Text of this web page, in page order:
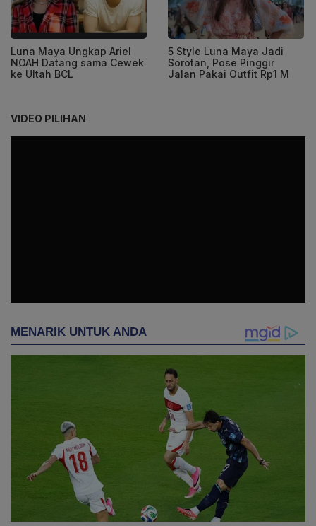
Luna Maya Ungkap Ariel
NOAH Datang sama Cewek
ke Ultah BCL
5 Style Luna Maya Jadi
Sorotan, Pose Pinggir
Jalan Pakai Outfit Rp1 M
VIDEO PILIHAN